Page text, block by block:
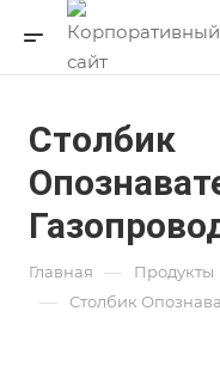
Столбик
Главная — Продукты
— Столбик